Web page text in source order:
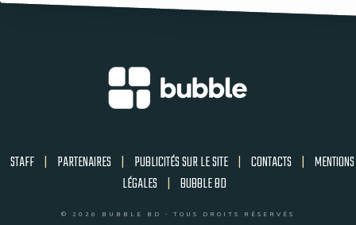
STAFF | PARTENAIRES | PUBLICITÉS SUR LE SITE | CONTACTS | MENTIONS
LÉGALES | BUBBLE BD
© 2026 BUBBLE BD - TOUS DROITS RÉSERVÉS